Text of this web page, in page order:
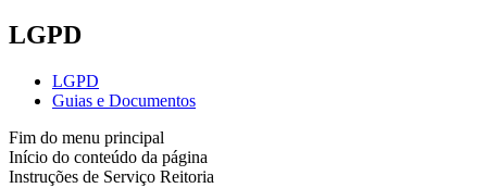
LGPD
LGPD
Guias e Documentos
Fim do menu principal
Início do conteúdo da página
Instruções de Serviço Reitoria